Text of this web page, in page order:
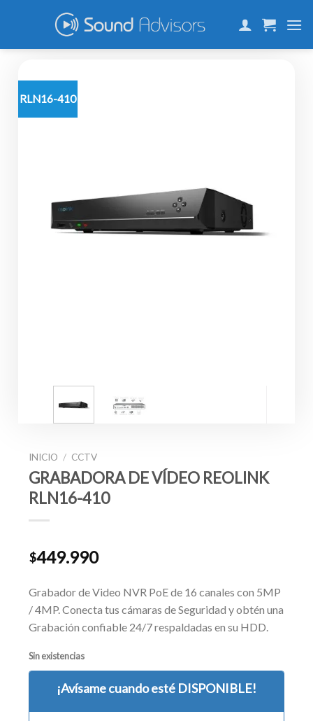
RLN16-410
INICIO / CCTV
GRABADORA DE VÍDEO REOLINK
RLN16-410
$449.990
Grabador de Video NVR PoE de 16 canales con 5MP
/ 4MP. Conecta tus cámaras de Seguridad y obtén una
Grabación confiable 24/7 respaldadas en su HDD.
Sin existencias
¡Avísame cuando esté DISPONIBLE!